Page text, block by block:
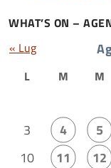
WHAT’S ON –
L M M
3
4 5
10
11 12
« Lug